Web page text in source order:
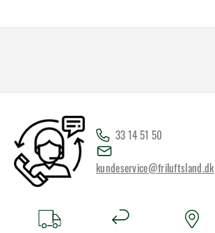
33 14 51 50
kundeservice@friluftsland.dk